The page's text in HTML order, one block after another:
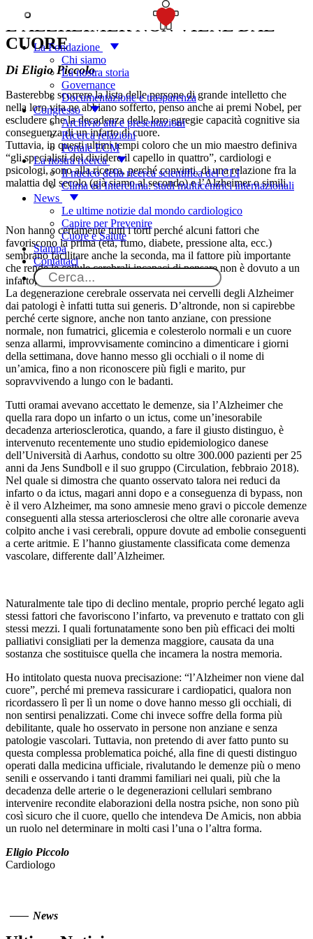
La Fondazione
Chi siamo
La nostra storia
Governance
Documentazione e trasparenza
Congresso
Archivio atti e presentazioni
Ricerca relazioni
Portale ECM
La nostra ricerca
Il nucleo della ricerca scientifica del CLI
Clima ed Interclima: studi multicentrici internazionali
News
Le ultime notizie dal mondo cardiologico
Capire per Prevenire
Cuore e Salute
Stampa
Contattaci
L’ALZHEIMER NON VIENE DAL
CUORE
Di Eligio Piccolo
Basterebbe scorrere la lista delle persone di grande intelletto che
nella loro vita ne abbiano sofferto, penso anche ai premi Nobel, per
escludere che la decadenza delle loro egregie capacità cognitive sia
conseguenza di un infarto di cuore.
Tuttavia, in questi ultimi tempi coloro che un mio maestro definiva
“gli specialisti del dividere il capello in quattro”, cardiologi e
psicologi, sono alla ricerca, perché convinti, di una relazione fra la
malattia del secolo (già siamo al secondo) e l’Alzheimer o simili.
Non hanno certamente tutti i torti perché alcuni fattori che
favoriscono la prima (età, fumo, diabete, pressione alta, ecc.)
sembrano facilitare anche la seconda, ma il fattore più importante
che rende le cellule cerebrali incapaci di pensare non è dovuto a un
infarto, né quello è la causa di questo.
La degenerazione cerebrale osservata nei cervelli degli Alzheimer
dai patologi è infatti tutta sui generis. D’altronde, non si capirebbe
perché certe signore, anche non tanto anziane, con pressione
normale, non fumatrici, glicemia e colesterolo normali e un cuore
senza allarmi, improvvisamente comincino a dimenticare i giorni
della settimana, dove hanno messo gli occhiali o il nome di
un’amica, fino a non riconoscere più figli e marito, pur
sopravvivendo a lungo con le badanti.
Tutti oramai avevano accettato le demenze, sia l’Alzheimer che
quella rara dopo un infarto o un ictus, come un’inesorabile
decadenza arteriosclerotica, quando, a fare il giusto distinguo, è
intervenuto recentemente uno studio epidemiologico danese
dell’Università di Aarhus, condotto su oltre 300.000 pazienti per 25
anni da Jens Sundboll e il suo gruppo (Circulation, febbraio 2018).
Nel quale si dimostra che quanto osservato talora nei reduci da
infarto o da ictus, magari anni dopo e a conseguenza di bypass, non
è il vero Alzheimer, ma sono amnesie meno gravi o piccole demenze
conseguenti alla stessa arteriosclerosi che oltre alle coronarie aveva
colpito anche i vasi cerebrali, oppure dovute ad embolie conseguenti
a certe aritmie. E l’hanno giustamente classificata come demenza
vascolare, differente dall’Alzheimer.
Naturalmente tale tipo di declino mentale, proprio perché legato agli
stessi fattori che favoriscono l’infarto, va prevenuto e trattato con gli
stessi mezzi. I quali fortunatamente sono ben più efficaci dei molti
palliativi consigliati per la demenza maggiore, causata da una
sostanza che sostituisce quella che incamera la nostra memoria.
Ho intitolato questa nuova precisazione: “l’Alzheimer non viene dal
cuore”, perché mi premeva rassicurare i cardiopatici, qualora non
ricordassero lì per lì un nome o dove hanno messo gli occhiali, di
non sentirsi penalizzati. Come chi invece soffre della forma più
debilitante, quale ho osservato in persone non anziane e senza
patologie vascolari. Tuttavia, non pretendo di aver fatto punto su
questa complessa problematica poiché, alla fine di questi distinguo
operati dalla medicina ufficiale, rivalutando le demenze più o meno
senili e osservando i tanti drammi familiari nei quali, più che la
decadenza delle arterie o le degenerazioni cellulari sembrano
intervenire recondite elaborazioni della nostra psiche, non sono più
così sicuro che il cuore, quello che intendeva De Amicis, non abbia
un ruolo nel determinare in molti casi l’una o l’altra forma.
Eligio Piccolo
Cardiologo
News